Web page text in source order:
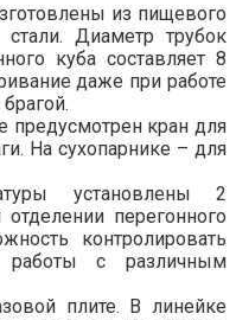
из пищевого
Диаметр трубок
куба составляет 8
даже при работе
предусмотрен кран для
На сухопарнике – для
установлены 2
перегонного
контролировать
работы с различным
плите. В линейке